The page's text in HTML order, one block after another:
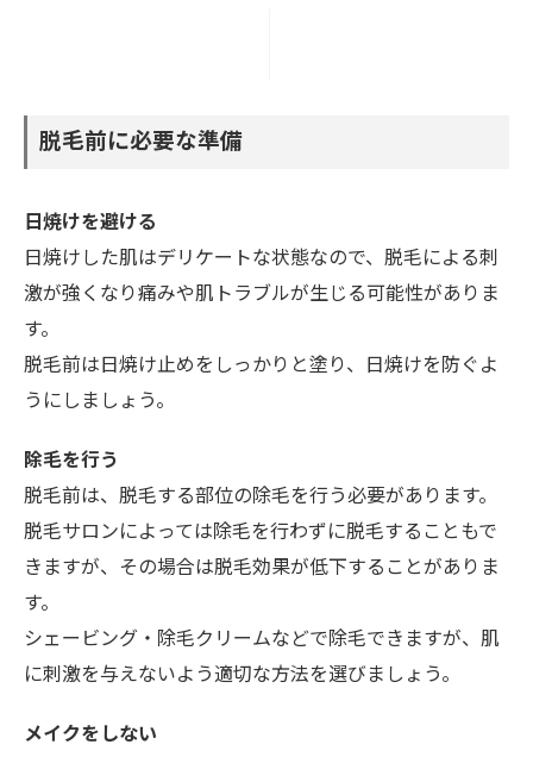
脱毛前に必要な準備
日焼けを避ける
日焼けした肌はデリケートな状態なので、脱毛による刺
激が強くなり痛みや肌トラブルが生じる可能性がありま
す。
脱毛前は日焼け止めをしっかりと塗り、日焼けを防ぐよ
うにしましょう。
除毛を行う
脱毛前は、脱毛する部位の除毛を行う必要があります。
脱毛サロンによっては除毛を行わずに脱毛することもで
きますが、その場合は脱毛効果が低下することがありま
す。
シェービング・除毛クリームなどで除毛できますが、肌
に刺激を与えないよう適切な方法を選びましょう。
メイクをしない